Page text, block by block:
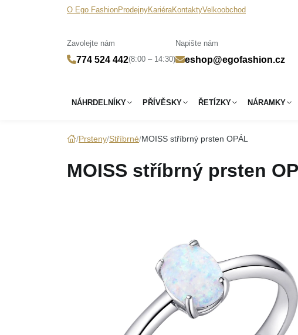
O Ego FashionProdejnyKariéraKontaktyVelkoobchod
Zavolejte nám
774 524 442(8:00 – 14:30)
Napište nám
eshop@egofashion.cz
NÁHRDELNÍKY PŘÍVĚSKY ŘETÍZKY NÁRAMKY
Prsteny Stříbrné MOISS stříbrný prsten OPÁL
MOISS stříbrný prsten